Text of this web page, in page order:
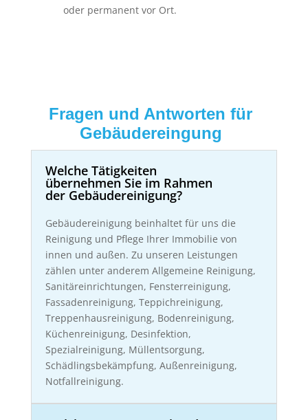
oder permanent vor Ort.
Fragen und Antworten für
Gebäudereingung
Welche Tätigkeiten
übernehmen Sie im Rahmen
der Gebäudereinigung?
Gebäudereinigung beinhaltet für uns die
Reinigung und Pflege Ihrer Immobilie von
innen und außen. Zu unseren Leistungen
zählen unter anderem Allgemeine Reinigung,
Sanitäreinrichtungen, Fensterreinigung,
Fassadenreinigung, Teppichreinigung,
Treppenhausreinigung, Bodenreinigung,
Küchenreinigung, Desinfektion,
Spezialreinigung, Müllentsorgung,
Schädlingsbekämpfung, Außenreinigung,
Notfallreinigung.